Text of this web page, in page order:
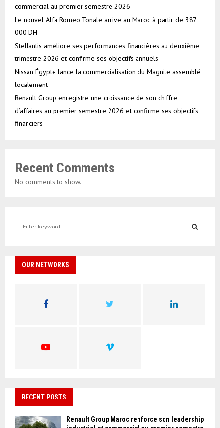
commercial au premier semestre 2026
Le nouvel Alfa Romeo Tonale arrive au Maroc à partir de 387
000 DH
Stellantis améliore ses performances financières au deuxième
trimestre 2026 et confirme ses objectifs annuels
Nissan Égypte lance la commercialisation du Magnite assemblé
localement
Renault Group enregistre une croissance de son chiffre
d’affaires au premier semestre 2026 et confirme ses objectifs
financiers
Recent Comments
No comments to show.
h
OUR NETWORKS
RECENT POSTS
Renault Group Maroc renforce son leadership